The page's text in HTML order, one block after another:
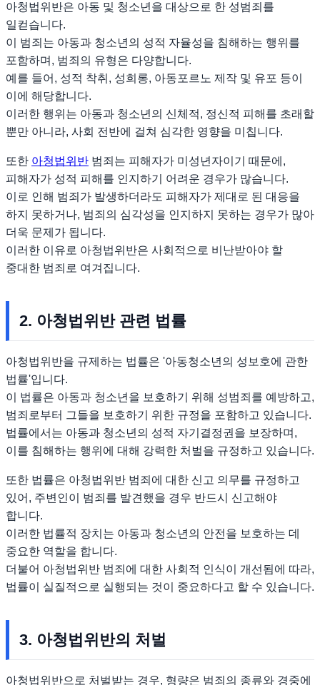
아청법위반은 아동 및 청소년을 대상으로 한 성범죄를
일컫습니다.
이 범죄는 아동과 청소년의 성적 자율성을 침해하는 행위를
포함하며, 범죄의 유형은 다양합니다.
예를 들어, 성적 착취, 성희롱, 아동포르노 제작 및 유포 등이
이에 해당합니다.
이러한 행위는 아동과 청소년의 신체적, 정신적 피해를 초래할
뿐만 아니라, 사회 전반에 걸쳐 심각한 영향을 미칩니다.
또한 아청법위반 범죄는 피해자가 미성년자이기 때문에,
피해자가 성적 피해를 인지하기 어려운 경우가 많습니다.
이로 인해 범죄가 발생하더라도 피해자가 제대로 된 대응을
하지 못하거나, 범죄의 심각성을 인지하지 못하는 경우가 많아
더욱 문제가 됩니다.
이러한 이유로 아청법위반은 사회적으로 비난받아야 할
중대한 범죄로 여겨집니다.
2. 아청법위반 관련 법률
아청법위반을 규제하는 법률은 '아동청소년의 성보호에 관한
법률'입니다.
이 법률은 아동과 청소년을 보호하기 위해 성범죄를 예방하고,
범죄로부터 그들을 보호하기 위한 규정을 포함하고 있습니다.
법률에서는 아동과 청소년의 성적 자기결정권을 보장하며,
이를 침해하는 행위에 대해 강력한 처벌을 규정하고 있습니다.
또한 법률은 아청법위반 범죄에 대한 신고 의무를 규정하고
있어, 주변인이 범죄를 발견했을 경우 반드시 신고해야
합니다.
이러한 법률적 장치는 아동과 청소년의 안전을 보호하는 데
중요한 역할을 합니다.
더불어 아청법위반 범죄에 대한 사회적 인식이 개선됨에 따라,
법률이 실질적으로 실행되는 것이 중요하다고 할 수 있습니다.
3. 아청법위반의 처벌
아청법위반으로 처벌받는 경우, 형량은 범죄의 종류와 경중에